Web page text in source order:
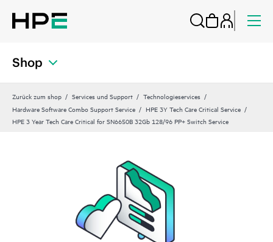
Shop
Zurück zum shop Services und Support
Technologieservices
Hardware Software Combo Support Service
HPE 3Y Tech Care Critical Service
HPE 3 Year Tech Care Critical for SN6650B 32Gb 128/96 PP+ Switch Service